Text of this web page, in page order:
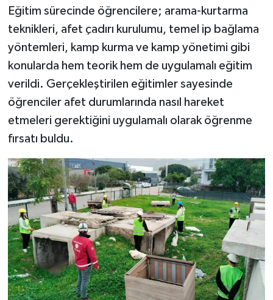
Eğitim sürecinde öğrencilere; arama-kurtarma
teknikleri, afet çadırı kurulumu, temel ip bağlama
yöntemleri, kamp kurma ve kamp yönetimi gibi
konularda hem teorik hem de uygulamalı eğitim
verildi. Gerçekleştirilen eğitimler sayesinde
öğrenciler afet durumlarında nasıl hareket
etmeleri gerektiğini uygulamalı olarak öğrenme
fırsatı buldu.